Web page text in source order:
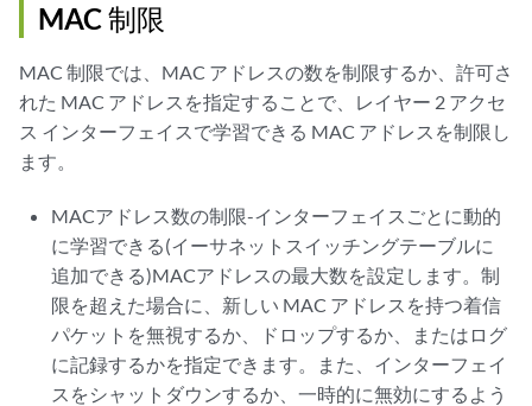
MAC 制限
MAC 制限では、MAC アドレスの数を制限するか、許可さ
れた MAC アドレスを指定することで、レイヤー 2 アクセ
ス インターフェイスで学習できる MAC アドレスを制限し
ます。
MACアドレス数の制限-インターフェイスごとに動的
に学習できる(イーサネットスイッチングテーブルに
追加できる)MACアドレスの最大数を設定します。制
限を超えた場合に、新しい MAC アドレスを持つ着信
パケットを無視するか、ドロップするか、またはログ
に記録するかを指定できます。また、インターフェイ
スをシャットダウンするか、一時的に無効にするよう